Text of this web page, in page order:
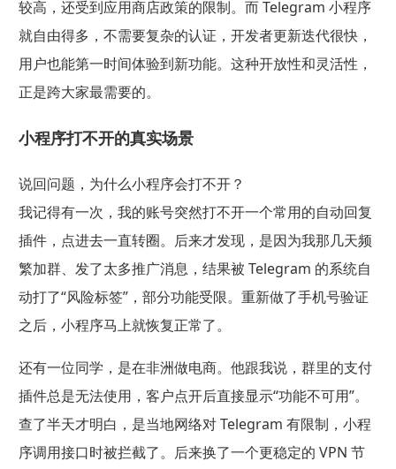
较高，还受到应用商店政策的限制。而 Telegram 小程序
就自由得多，不需要复杂的认证，开发者更新迭代很快，
用户也能第一时间体验到新功能。这种开放性和灵活性，
正是跨大家最需要的。
小程序打不开的真实场景
说回问题，为什么小程序会打不开？
我记得有一次，我的账号突然打不开一个常用的自动回复
插件，点进去一直转圈。后来才发现，是因为我那几天频
繁加群、发了太多推广消息，结果被 Telegram 的系统自
动打了“风险标签”，部分功能受限。重新做了手机号验证
之后，小程序马上就恢复正常了。
还有一位同学，是在非洲做电商。他跟我说，群里的支付
插件总是无法使用，客户点开后直接显示“功能不可用”。
查了半天才明白，是当地网络对 Telegram 有限制，小程
序调用接口时被拦截了。后来换了一个更稳定的 VPN 节